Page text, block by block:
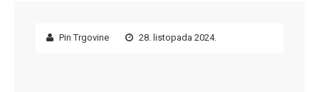
Pin Trgovine 28. listopada 2024.